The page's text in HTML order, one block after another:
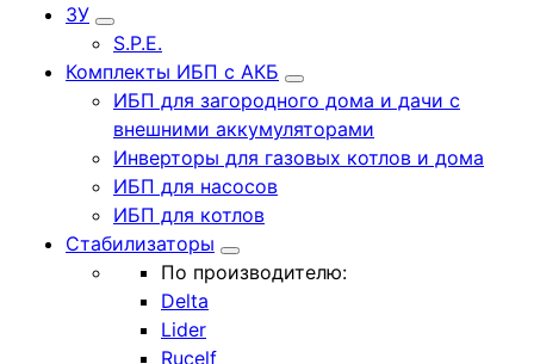
ЗУ
S.P.E.
Комплекты ИБП с АКБ
ИБП для загородного дома и дачи с
внешними аккумуляторами
Инверторы для газовых котлов и дома
ИБП для насосов
ИБП для котлов
Стабилизаторы
По производителю:
Delta
Lider
Rucelf